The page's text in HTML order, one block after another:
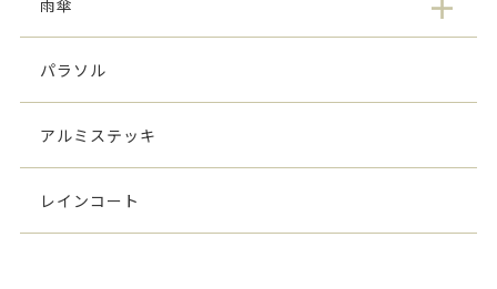
雨傘
パラソル
アルミステッキ
レインコート